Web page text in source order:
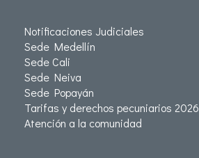
Notificaciones Judiciales
Sede Medellín
Sede Cali
Sede Neiva
Sede Popayán
Tarifas y derechos pecuniarios 2026
Atención a la comunidad